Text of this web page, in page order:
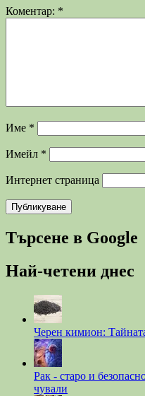
Коментар: *
Име *
Имейл *
Интернет страница
Търсене в Google
Най-четени днес
Черен кимион:
Рак - старо и
чували